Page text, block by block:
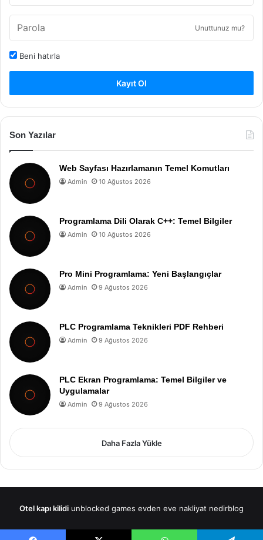
Unuttunuz mu?
Beni hatırla
Kayıt Ol
Son Yazılar
Web Sayfası Hazırlamanın Temel Komutları
Admin 10 Ağustos 2026
Programlama Dili Olarak C++: Temel Bilgiler
Admin 10 Ağustos 2026
Pro Mini Programlama: Yeni Başlangıçlar
Admin 9 Ağustos 2026
PLC Programlama Teknikleri PDF Rehberi
Admin 9 Ağustos 2026
PLC Ekran Programlama: Temel Bilgiler ve
Uygulamalar
Admin 9 Ağustos 2026
Daha Fazla Yükle
Otel kapı kilidi unblocked games evden eve nakliyat nedirblog